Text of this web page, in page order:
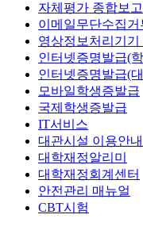
자체평가 종합보
이메일무단수집거
영상정보처리기기
인터넷증명발급(
인터넷증명발급(
모바일학생증발급
국제학생증발급
IT서비스
대관시설 이용안내
대학재정알리미
대학재정회계센터
안전관리 매뉴얼
CBT시험